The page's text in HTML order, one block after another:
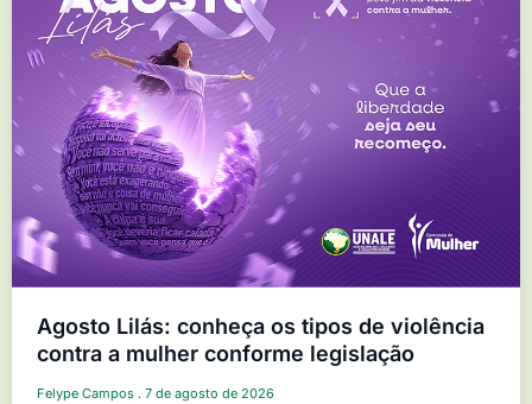
Agosto Lilás: conheça os tipos de violência
contra a mulher conforme legislação
Felype Campos 7 de agosto de 2026